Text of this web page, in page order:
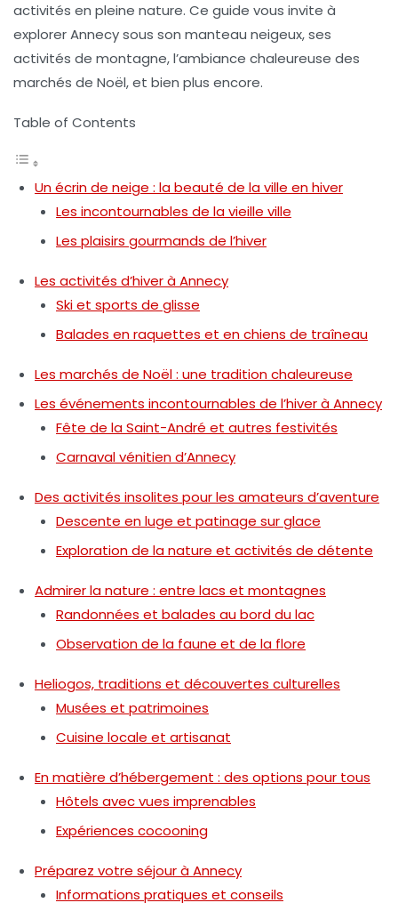
activités en pleine nature. Ce guide vous invite à
explorer Annecy sous son manteau neigeux, ses
activités de montagne, l’ambiance chaleureuse des
marchés de Noël, et bien plus encore.
Table of Contents
Un écrin de neige : la beauté de la ville en hiver
Les incontournables de la vieille ville
Les plaisirs gourmands de l’hiver
Les activités d’hiver à Annecy
Ski et sports de glisse
Balades en raquettes et en chiens de traîneau
Les marchés de Noël : une tradition chaleureuse
Les événements incontournables de l’hiver à Annecy
Fête de la Saint-André et autres festivités
Carnaval vénitien d’Annecy
Des activités insolites pour les amateurs d’aventure
Descente en luge et patinage sur glace
Exploration de la nature et activités de détente
Admirer la nature : entre lacs et montagnes
Randonnées et balades au bord du lac
Observation de la faune et de la flore
Heliogos, traditions et découvertes culturelles
Musées et patrimoines
Cuisine locale et artisanat
En matière d’hébergement : des options pour tous
Hôtels avec vues imprenables
Expériences cocooning
Préparez votre séjour à Annecy
Informations pratiques et conseils